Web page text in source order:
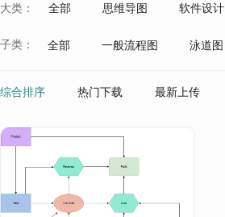
大类： 全部 思维导图 软件设计
子类： 全部 一般流程图 泳道图
订单流程
系统流程
综合排序 热门下载 最新上传